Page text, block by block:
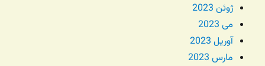
ژوئن 2023
می 2023
آوریل 2023
مارس 2023